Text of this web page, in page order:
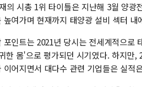
의 시총 1위 타이틀은 지난해 3월 양
높여가며 현재까지 태양광 설비 섹터
포인트는 2021년 당시는 전세계적으로
한 몸'으로 평가되던 시기였다. 하지만
이어지면서 대다수 관련 기업들은 실적